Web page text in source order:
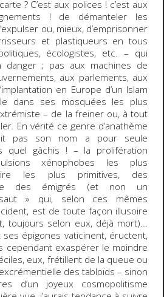
? C’est aux polices ! c’est aux
! de démanteler les
ou, mieux, d’emprisonner
et plastiqueurs en tous
écologistes, etc. – qui
; pas aux machines de
aux parlements, aux
en Europe d’un Islam
dans ses mosquées les plus
– de la freiner ou, à tout
En vérité ce genre d’anathème
pas son nom a pour seule
quel gâchis ! – la prolifération
xénophobes les plus
dire les plus primitives, des
des émigrés (et non un
» qui, selon ces mêmes
est de toute façon illusoire
toujours selon eux, déjà mort)...
ses épigones vaticinent, éructent,
cependant exaspérer le moindre
eux, frétillent de la queue ou
des tabloïds – sinon
d’un joyeux cosmopolitisme